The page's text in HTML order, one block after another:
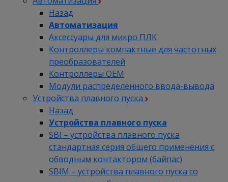
Назад
Автоматизация
Аксессуары для микро ПЛК
Контроллеры компактные для частотных
преобразователей
Контроллеры ОЕМ
Модули распределенного ввода-вывода
Устройства плавного пуска
Назад
Устройства плавного пуска
SBI – устройства плавного пуска
стандартная серия общего применения с
обводным контактором (байпас)
SBIM – устройства плавного пуска со